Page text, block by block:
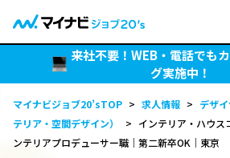
来社不要！WEB・電話でも
グ実施中！
マイナビジョブ20’sTOP > 求人情報 > デザ
テリア・空間デザイン）
> インテリア・ハウス
ンテリアプロデューサー職｜第二新卒OK｜東京